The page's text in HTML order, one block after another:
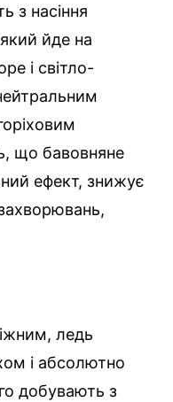
з насіння
йде на
і світло-
що бавовняне
ефект, знижує
ледь
і абсолютно
добувають з